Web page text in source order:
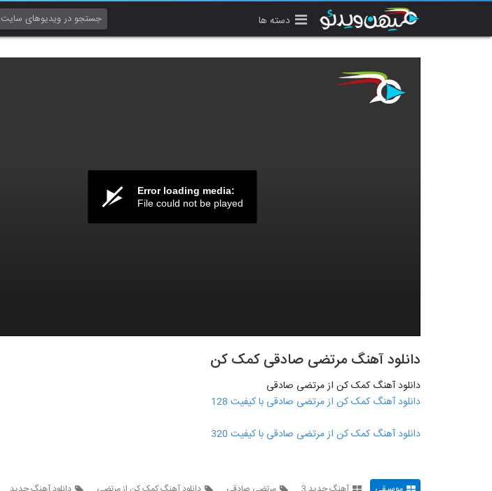
دسته ها
Error loading media:
File could not be played
دانلود آهنگ مرتضی صادقی کمک کن
دانلود آهنگ کمک کن از مرتضی صادقی
دانلود آهنگ کمک کن از مرتضی صادقی با کیفیت 128
دانلود آهنگ کمک کن از مرتضی صادقی با کیفیت 320